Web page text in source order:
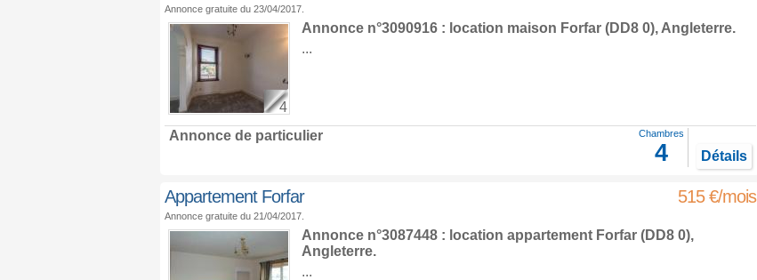
Annonce gratuite du 23/04/2017.
4
Annonce n°3090916 : location maison Forfar(DD8 0), Angleterre.
...
Annonce de particulier Chambres
4 Détails
Appartement Forfar 515 €/mois
Annonce gratuite du 21/04/2017.
Annonce n°3087448 : location appartement Forfar(DD8 0),
Angleterre.
...